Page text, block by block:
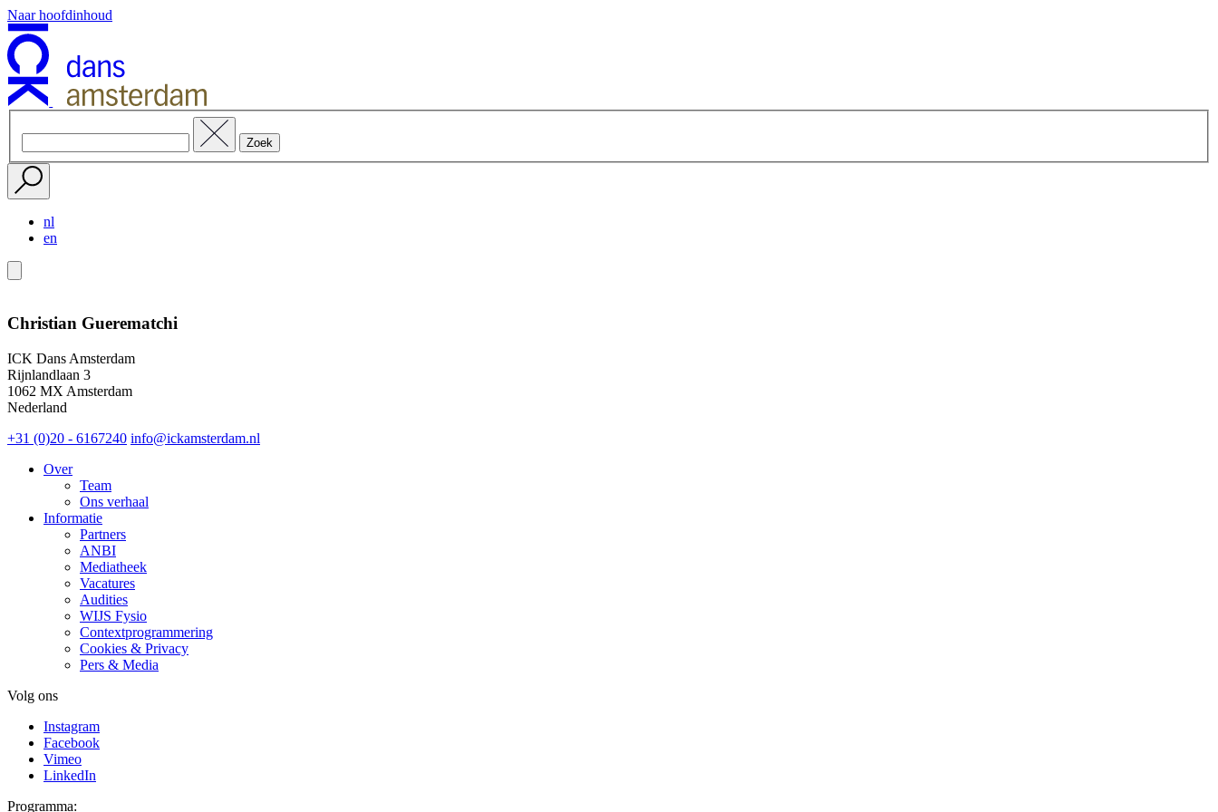
Naar hoofdinhoud
nl
en
Christian Guerematchi
ICK Dans Amsterdam
Rijnlandlaan 3
1062 MX Amsterdam
Nederland
+31 (0)20 - 6167240 info@ickamsterdam.nl
Over
Team
Ons verhaal
Informatie
Partners
ANBI
Mediatheek
Vacatures
Audities
WIJS Fysio
Contextprogrammering
Cookies & Privacy
Pers & Media
Volg ons
Instagram
Facebook
Vimeo
LinkedIn
Programma: